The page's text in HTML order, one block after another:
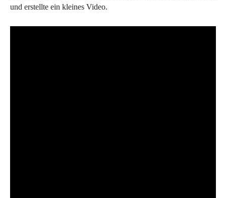
und erstellte ein kleines Video.